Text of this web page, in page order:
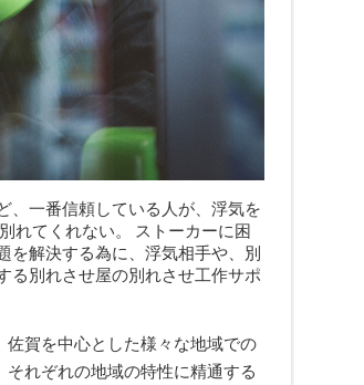
、一番信頼している人が、浮気を
れてくれない。 ストーカーに困
を解決する為に、浮気相手や、別
る別れさせ屋の別れさせ工作サポ
賀を中心とした様々な地域での
れぞれの地域の特性に精通する